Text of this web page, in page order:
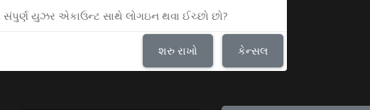
યુઝર એકાઉન્ટ સાથે લોગઇન થવા ઈચ્છો છો?
શરુ રાખો કેન્સલ